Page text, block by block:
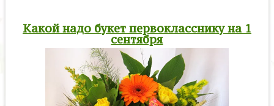
Какой надо букет первокласснику на 1
сентября